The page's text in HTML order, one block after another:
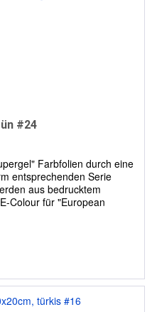
#24
Farbfolien durch eine
entsprechenden Serie
aus bedrucktem
Colour für "European